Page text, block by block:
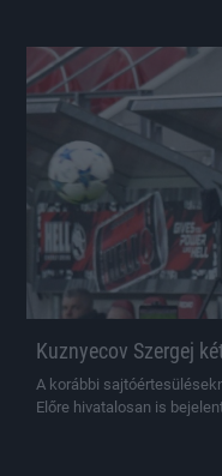
Kuznyecov Szergej
A korábbi
Előre hivatalosan is